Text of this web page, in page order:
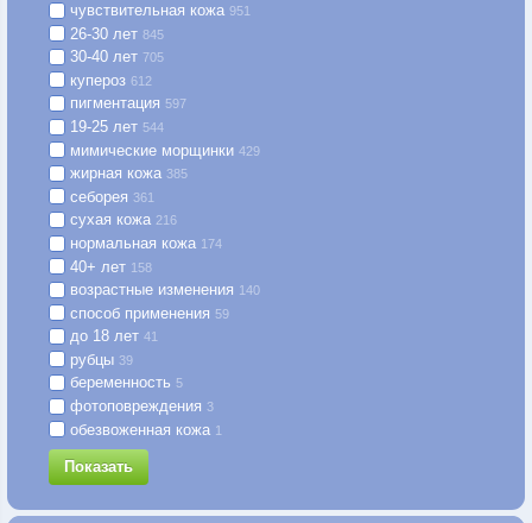
чувствительная кожа 951
26-30 лет 845
30-40 лет 705
купероз 612
пигментация 597
19-25 лет 544
мимические морщинки 429
жирная кожа 385
себорея 361
сухая кожа 216
нормальная кожа 174
40+ лет 158
возрастные изменения 140
способ применения 59
до 18 лет 41
рубцы 39
беременность 5
фотоповреждения 3
обезвоженная кожа 1
Показать